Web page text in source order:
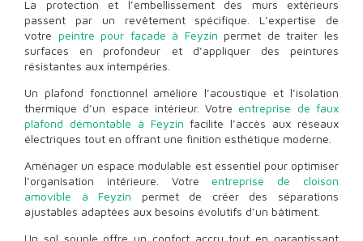
La protection et l’embellissement des murs extérieurs
passent par un revêtement spécifique. L’expertise de
votre peintre pour façade à Feyzin permet de traiter les
surfaces en profondeur et d’appliquer des peintures
résistantes aux intempéries.
Un plafond fonctionnel améliore l’acoustique et l’isolation
thermique d’un espace intérieur. Votre entreprise de faux
plafond démontable à Feyzin facilite l’accès aux réseaux
électriques tout en offrant une finition esthétique moderne.
Aménager un espace modulable est essentiel pour optimiser
l’organisation intérieure. Votre entreprise de cloison
amovible à Feyzin permet de créer des séparations
ajustables adaptées aux besoins évolutifs d’un bâtiment.